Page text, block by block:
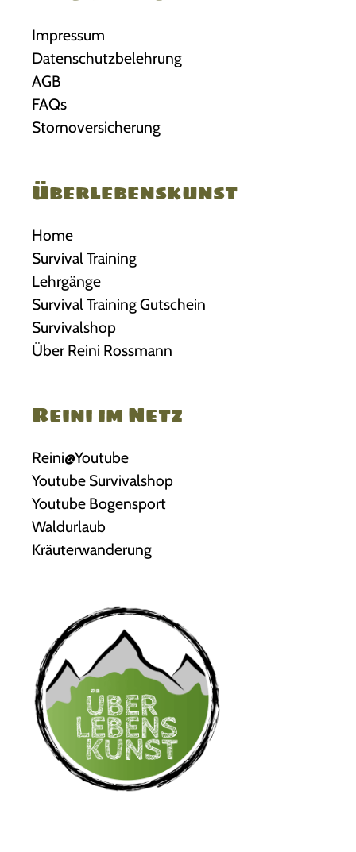
Impressum
Datenschutzbelehrung
AGB
FAQs
Stornoversicherung
Überlebenskunst
Home
Survival Training
Lehrgänge
Survival Training Gutschein
Survivalshop
Über Reini Rossmann
Reini im Netz
Reini@Youtube
Youtube Survivalshop
Youtube Bogensport
Waldurlaub
Kräuterwanderung